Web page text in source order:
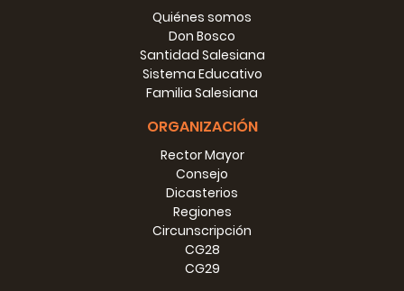
Quiénes somos
Don Bosco
Santidad Salesiana
Sistema Educativo
Familia Salesiana
ORGANIZACIÓN
Rector Mayor
Consejo
Dicasterios
Regiones
Circunscripción
CG28
CG29